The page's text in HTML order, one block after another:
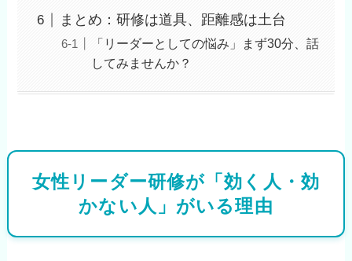
まとめ：研修は道具、距離感は土台
「リーダーとしての悩み」まず30分、話
してみませんか？
女性リーダー研修が「効く人・効
かない人」がいる理由